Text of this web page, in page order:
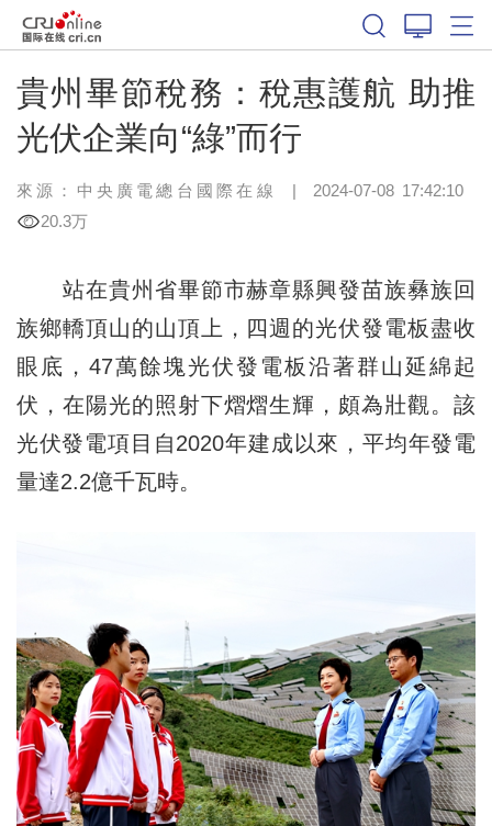
貴州畢節稅務：稅惠護航 助推
光伏企業向“綠”而行
來源：中央廣電總台國際在線 | 2024-07-08 17:42:10
20.3万
站在貴州省畢節市赫章縣興發苗族彝族回
族鄉轎頂山的山頂上，四週的光伏發電板盡收
眼底，47萬餘塊光伏發電板沿著群山延綿起
伏，在陽光的照射下熠熠生輝，頗為壯觀。該
光伏發電項目自2020年建成以來，平均年發電
量達2.2億千瓦時。